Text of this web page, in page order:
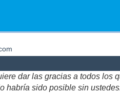
dar las gracias a todos los
habría sido posible sin